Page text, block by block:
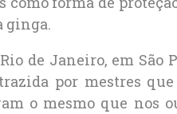
ginga.
de Janeiro, em São
por mestres
o mesmo que nos